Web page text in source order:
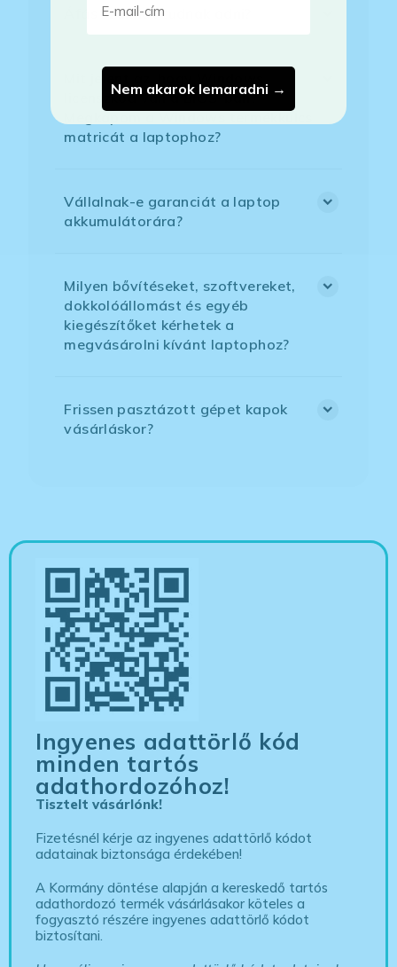
Áfás számlát tudnak adni?
licenszkód van a BIOS-ban?
Megkapom a Windows termékkulcs
matricát a laptophoz?
Vállalnak-e garanciát a laptop
akkumulátorára?
Milyen bővítéseket, szoftvereket,
dokkolóállomást és egyéb
kiegészítőket kérhetek a
megvásárolni kívánt laptophoz?
Frissen pasztázott gépet kapok
vásárláskor?
Ingyenes adattörlő kód
minden tartós
adathordozóhoz!
Tisztelt vásárlónk!
Fizetésnél kérje az ingyenes adattörlő kódot
adatainak biztonsága érdekében!
A Kormány döntése alapján a kereskedő tartós
adathordozó termék vásárlásakor köteles a
fogyasztó részére ingyenes adattörlő kódot
biztosítani.
Nem akarok lemaradni →